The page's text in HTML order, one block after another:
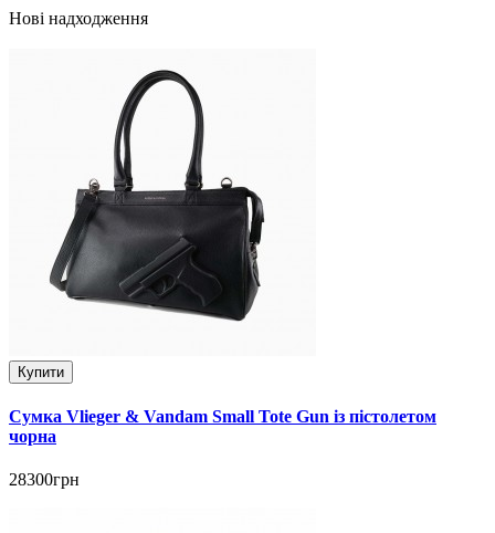
Нові надходження
Купити
Сумка Vlieger & Vandam Small Tote Gun із пістолетом
чорна
28300грн